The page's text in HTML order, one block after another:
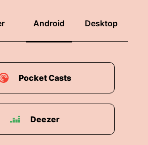
Android Desktop
Pocket Casts
Deezer